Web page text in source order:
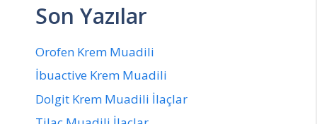
Son Yazılar
Orofen Krem Muadili
İbuactive Krem Muadili
Dolgit Krem Muadili İlaçlar